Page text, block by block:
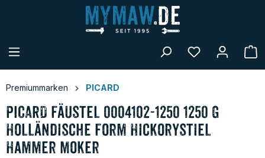
Premiummarken PICARD
PICARD Fäustel 0004102-1250 1250 g
Holländische Form Hickorystiel
Hammer Moker